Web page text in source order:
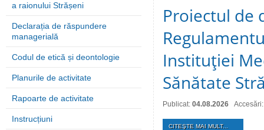
a raionului Strășeni
Declarația de răspundere
managerială
Codul de etică și deontologie
Planurile de activitate
Rapoarte de activitate
Instrucțiuni
Proiectul de
Instituţiei
Sănătate
Publicat: 04.08.2026
CITEŞTE MAI MULT...